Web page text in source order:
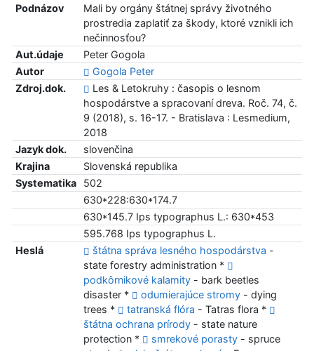
Podnázov
Mali by orgány štátnej správy životného
prostredia zaplatiť za škody, ktoré vznikli ich
nečinnosťou?
Aut.údaje
Peter Gogola
Autor
Gogola Peter
Zdroj.dok.
Les & Letokruhy : časopis o lesnom
hospodárstve a spracovaní dreva. Roč. 74, č.
9 (2018), s. 16-17. - Bratislava : Lesmedium,
2018
Jazyk dok.
slovenčina
Krajina
Slovenská republika
Systematika
502
630*228:630*174.7
630*145.7 Ips typographus L.: 630*453
595.768 Ips typographus L.
Heslá
štátna správa lesného hospodárstva -
state forestry administration *
podkôrnikové kalamity- bark beetles
disaster *
odumierajúce stromy- dying
trees *
tatranská flóra - Tatras flora *
štátna ochrana prírody- state nature
protection *
smrekové porasty- spruce